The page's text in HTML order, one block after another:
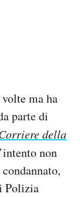
ma ha
parte di
della
non
Polizia